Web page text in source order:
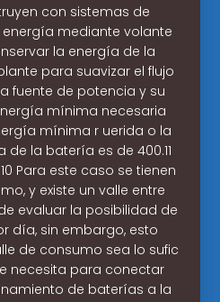
con sistemas de
mediante volante
la energía de la
para suavizar el flujo
fuente de potencia y su
mínima necesaria
mínima r uerida o la
la batería es de 400.11
10 Para este caso se tienen
y existe un valle entre
evaluar la posibilidad de
día, sin embargo, esto
de consumo sea lo sufic
necesita para conectar
de baterías a la